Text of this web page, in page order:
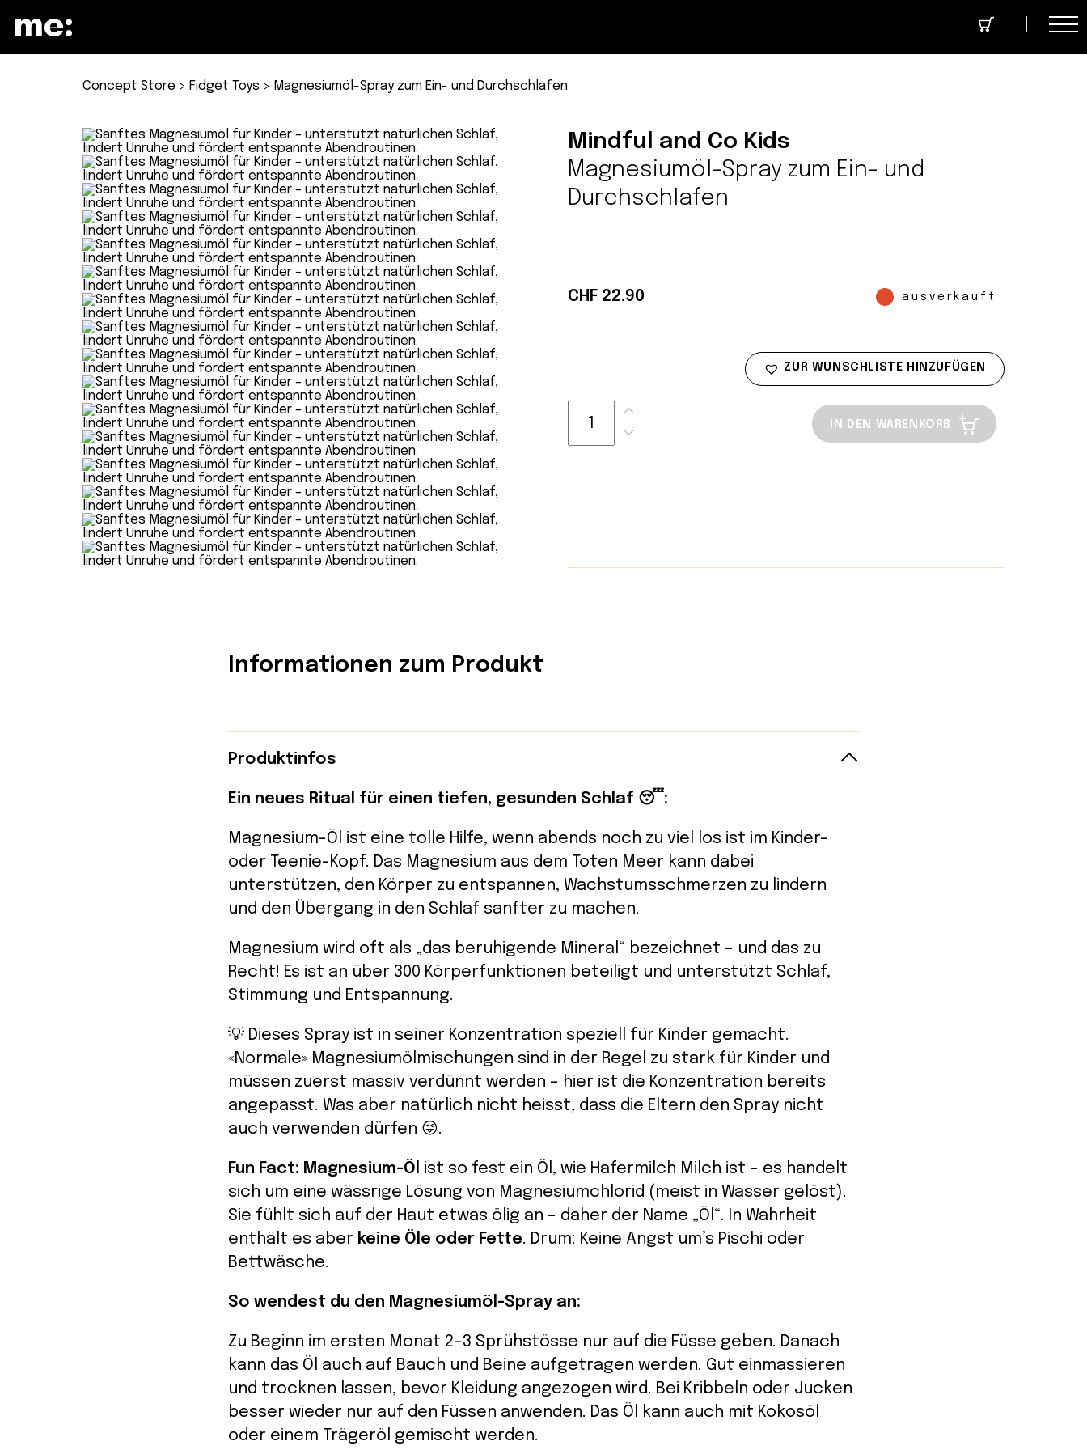
Community
Concept Store > Fidget Toys > Magnesiumöl-Spray zum Ein- und Durchschlafen
Mindful and Co Kids
Magnesiumöl-Spray zum Ein- und
Durchschlafen
CHF 22.90 ausverkauft
IN DEN WARENKORB
ZUR WUNSCHLISTE HINZUFÜGEN
Informationen zum Produkt
Produktinfos
Ein neues Ritual für einen tiefen, gesunden Schlaf 😴:
Magnesium-Öl ist eine tolle Hilfe, wenn abends noch zu viel los ist im Kinder-
oder Teenie-Kopf. Das Magnesium aus dem Toten Meer kann dabei
unterstützen, den Körper zu entspannen, Wachstumsschmerzen zu lindern
und den Übergang in den Schlaf sanfter zu machen.
Magnesium wird oft als „das beruhigende Mineral“ bezeichnet – und das zu
Recht! Es ist an über 300 Körperfunktionen beteiligt und unterstützt Schlaf,
Stimmung und Entspannung.
💡 Dieses Spray ist in seiner Konzentration speziell für Kinder gemacht.
«Normale» Magnesiumölmischungen sind in der Regel zu stark für Kinder und
müssen zuerst massiv verdünnt werden – hier ist die Konzentration bereits
angepasst. Was aber natürlich nicht heisst, dass die Eltern den Spray nicht
auch verwenden dürfen 😜.
Fun Fact: Magnesium-Öl ist so fest ein Öl, wie Hafermilch Milch ist – es handelt
sich um eine wässrige Lösung von Magnesiumchlorid (meist in Wasser gelöst).
Sie fühlt sich auf der Haut etwas ölig an – daher der Name „Öl“. In Wahrheit
enthält es aber keine Öle oder Fette. Drum: Keine Angst um’s Pischi oder
Bettwäsche.
So wendest du den Magnesiumöl-Spray an:
Zu Beginn im ersten Monat 2–3 Sprühstösse nur auf die Füsse geben. Danach
kann das Öl auch auf Bauch und Beine aufgetragen werden. Gut einmassieren
und trocknen lassen, bevor Kleidung angezogen wird. Bei Kribbeln oder Jucken
besser wieder nur auf den Füssen anwenden. Das Öl kann auch mit Kokosöl
oder einem Trägeröl gemischt werden.